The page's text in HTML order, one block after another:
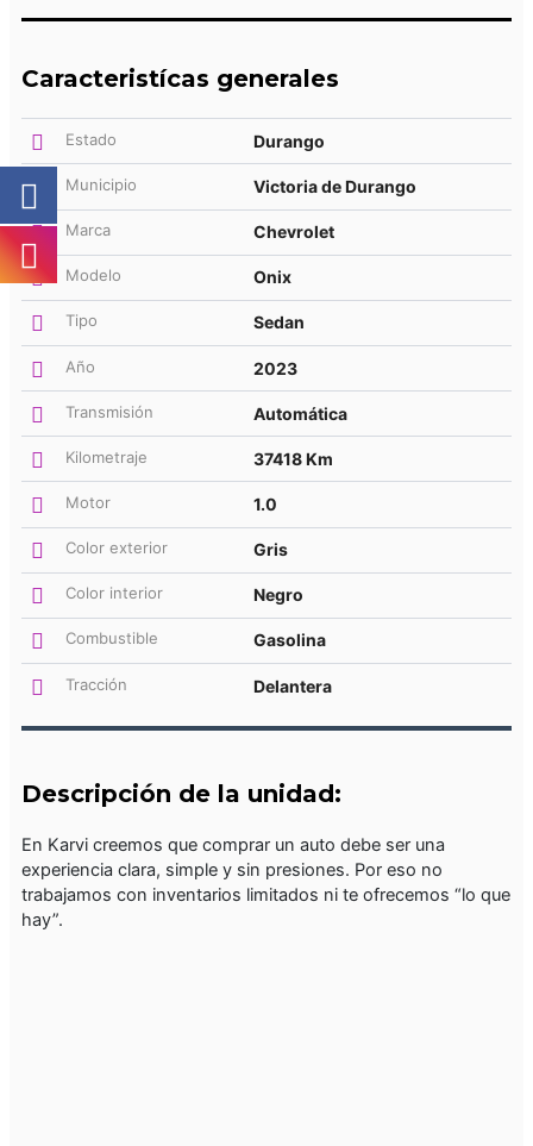
Caracteristícas generales
Estado Durango
Municipio Victoria de Durango
Marca Chevrolet
Modelo Onix
Tipo Sedan
Año 2023
Transmisión Automática
Kilometraje 37418 Km
Motor 1.0
Color exterior Gris
Color interior Negro
Combustible Gasolina
Tracción Delantera
Descripción de la unidad:
En Karvi creemos que comprar un auto debe ser una
experiencia clara, simple y sin presiones. Por eso no
trabajamos con inventarios limitados ni te ofrecemos “lo que
hay”.